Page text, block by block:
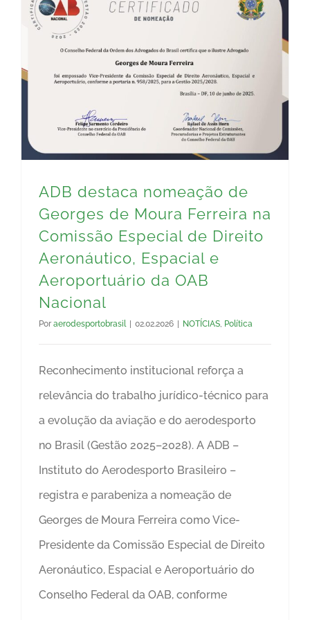
ADB destaca nomeação de
Georges de Moura Ferreira na
Comissão Especial de Direito
Aeronáutico, Espacial e
Aeroportuário da OAB
Nacional
Por aerodesportobrasil 02.02.2026 NOTÍCIAS, Política
Reconhecimento institucional reforça a
relevância do trabalho jurídico-técnico para
a evolução da aviação e do aerodesporto
no Brasil (Gestão 2025–2028). A ADB –
Instituto do Aerodesporto Brasileiro –
registra e parabeniza a nomeação de
Georges de Moura Ferreira como Vice-
Presidente da Comissão Especial de Direito
Aeronáutico, Espacial e Aeroportuário do
Conselho Federal da OAB, conforme